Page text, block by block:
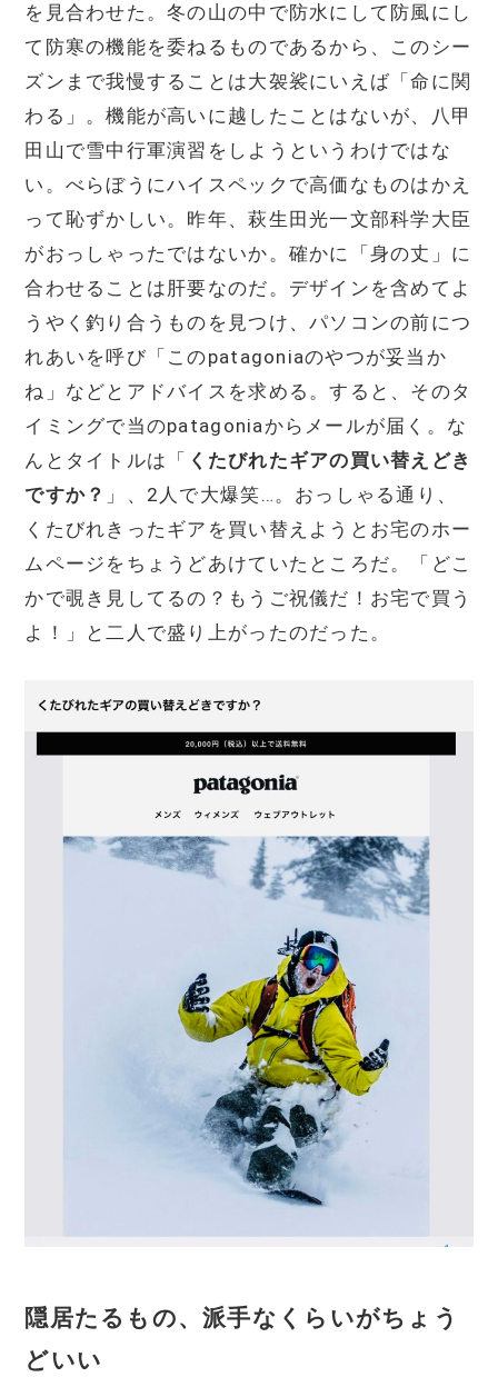
を見合わせた。冬の山の中で防水にして防風にし
て防寒の機能を委ねるものであるから、このシー
ズンまで我慢することは大袈裟にいえば「命に関
わる」。機能が高いに越したことはないが、八甲
田山で雪中行軍演習をしようというわけではな
い。べらぼうにハイスペックで高価なものはかえ
って恥ずかしい。昨年、萩生田光一文部科学大臣
がおっしゃったではないか。確かに「身の丈」に
合わせることは肝要なのだ。デザインを含めてよ
うやく釣り合うものを見つけ、パソコンの前につ
れあいを呼び「このpatagoniaのやつが妥当か
ね」などとアドバイスを求める。すると、そのタ
イミングで当のpatagoniaからメールが届く。な
んとタイトルは「 くたびれたギアの買い替えどき
ですか？ 」、2人で大爆笑…。おっしゃる通り、
くたびれきったギアを買い替えようとお宅のホー
ムページをちょうどあけていたところだ。「どこ
かで覗き見してるの？もうご祝儀だ！お宅で買う
よ！」と二人で盛り上がったのだった。
隠居たるもの、派手なくらいがちょう
どいい